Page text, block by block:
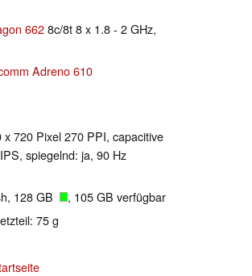
6628c/8t 8 x 1.8 - 2 GHz,
Adreno 610
720 Pixel 270 PPI, capacitive
spiegelnd: ja, 90 Hz
128 GB , 105 GB verfügbar
75 g